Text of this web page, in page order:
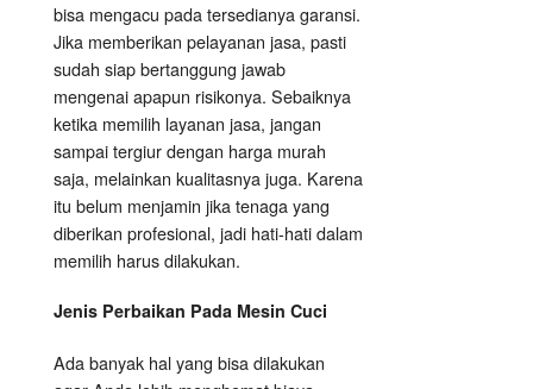
bisa mengacu pada tersedianya garansi.
Jika memberikan pelayanan jasa, pasti
sudah siap bertanggung jawab
mengenai apapun risikonya. Sebaiknya
ketika memilih layanan jasa, jangan
sampai tergiur dengan harga murah
saja, melainkan kualitasnya juga. Karena
itu belum menjamin jika tenaga yang
diberikan profesional, jadi hati-hati dalam
memilih harus dilakukan.
Jenis Perbaikan Pada Mesin Cuci
Ada banyak hal yang bisa dilakukan